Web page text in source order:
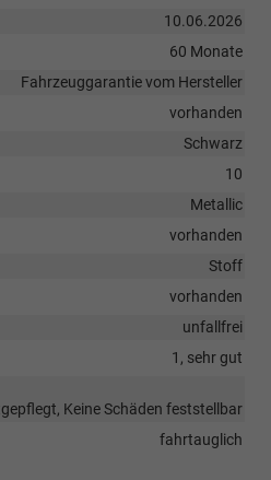
10.06.2026
60 Monate
Fahrzeuggarantie vom Hersteller
vorhanden
Schwarz
10
Metallic
vorhanden
Stoff
vorhanden
unfallfrei
1, sehr gut
Keine Schäden feststellbar
fahrtauglich